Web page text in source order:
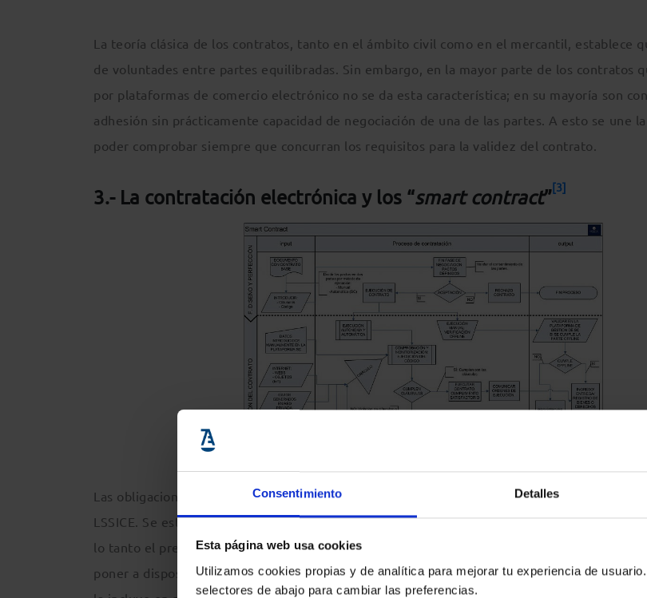
Consentimiento Detalles
Esta página web usa cookies
Utilizamos cookies propias y de analítica para mejorar tu experiencia de
selectores de abajo para cambiar las preferencias.
La teoría clásica de los contratos, tanto en el ámbito civil como en el mercantil, establece
de voluntades entre partes equilibradas. Sin embargo, en la mayor parte de los contratos
por plataformas de comercio electrónico no se da esta característica; en su mayoría son
adhesión sin prácticamente capacidad de negociación de una de las partes. A esto se une
poder comprobar siempre que concurran los requisitos para la validez del contrato.
3.- La contratación electrónica y los “smart contract”[3]
Las obligaciones de la contratación por vía electrónica se regulan en los artículos 27 y
LSSICE. Se establecen una serie de obligaciones previas y posteriores en el proceso de
lo tanto el prestador de servicios tiene la obligación, antes de iniciar el procedimiento de
poner a disposición del destinatario cierta información. Dicha obligación se dará por